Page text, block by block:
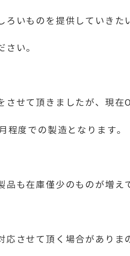
ろいものを提供していき
い。
させて頂きましたが、現在
程度での製造となります。
品も在庫僅少のものが増
応させて頂く場合がありま